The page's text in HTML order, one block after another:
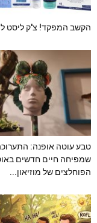
הקשב המפקד! צ'ק ליסט
טבע עוטה אופנה:
שמפיחה חיים חדשים
הפוחלצים של מוזיאון...